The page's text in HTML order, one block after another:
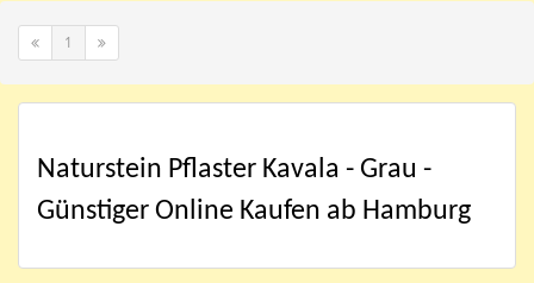
1
Naturstein Pflaster Kavala - Grau -
Günstiger Online Kaufen ab Hamburg